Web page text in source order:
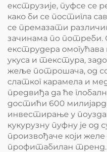
екструзије, пуфсе се
како би се постигла
се премазати
зачинама по
екструдера
укуса и текстура,
жеље потрошача, од
слатког карамела и
предвиђа да ће
достићи 600
инвестирање у
кукурузну пуфну је од
произвођаче који желе
профитабилан